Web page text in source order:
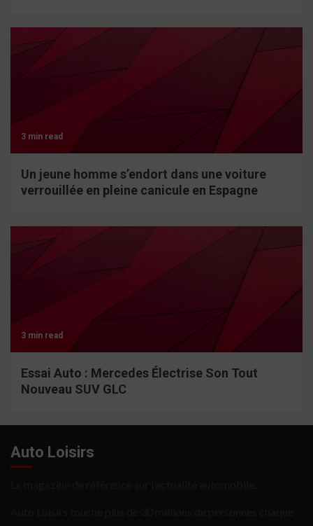
3 min read
Un jeune homme s’endort dans une voiture
verrouillée en pleine canicule en Espagne
3 min read
Essai Auto : Mercedes Électrise Son Tout
Nouveau SUV GLC
Auto Loisirs